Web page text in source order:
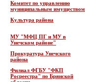
Комитет по управлению
муниципальным имуществом
Культура района
МУ "МФЦ ПГ и МУ в
Унечском районе"
Прокуратура Унечского
района
Филиал ФГБУ "ФКП
Росреестра" по Брянской